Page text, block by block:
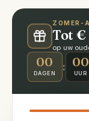
ZOMER-
Tot
op uw
00
DAGEN
: 00
UUR